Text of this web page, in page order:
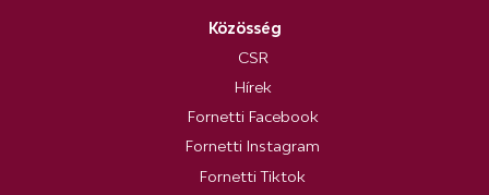
Közösség
CSR
Hírek
Fornetti Facebook
Fornetti Instagram
Fornetti Tiktok